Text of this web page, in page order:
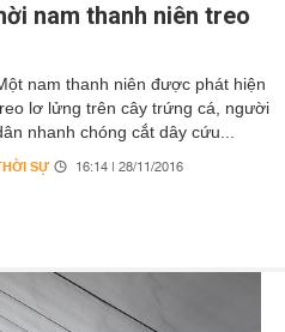
nam thanh niên treo
nam thanh niên được phát hiện
lơ lửng trên cây trứng cá, người
nhanh chóng cắt dây cứu...
SỰ 16:14 | 28/11/2016